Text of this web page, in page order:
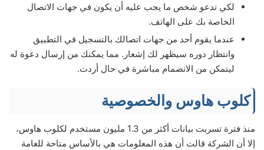
لكي تدعو شخص ما يجب عليه أن يكون في جهات الاتصال
الخاصة بك على الهاتف.
عندما يقوم أحد من جهات اتصالك بالتسجيل في التطبيق
وانتظار دوره سيظهر لك إشعار. مما يمكنك من إرسال دعوة له
ليتمكن من الانضمام مباشرة في حال أردت.
كلوب هاوس والخصوصية
منذ فترة تسربت بيانات أكثر من 1.3 مليون مستخدم لكلوب هاوس،
إلا أن الشركة قالت أن هذه المعلومات هي بالأساس متاحة للعامة